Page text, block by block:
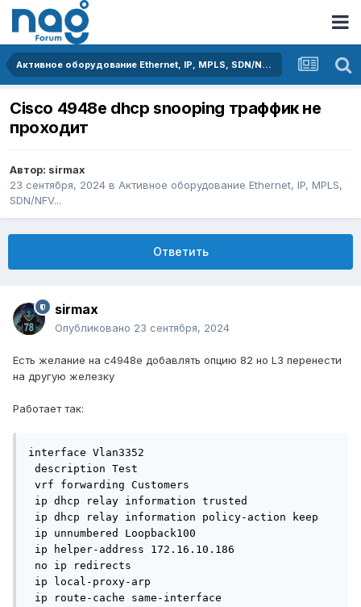
Активное оборудование Ethernet, IP, MPLS, SDN/NFV...
Cisco 4948e dhcp snooping траффик не
проходит
Автор: sirmax
23 сентября, 2024 в Активное оборудование Ethernet, IP, MPLS,
SDN/NFV...
Ответить
sirmax
Опубликовано 23 сентября, 2024
Есть желание на c4948e добавлять опцию 82 но L3 перенести
на другую железку
Работает так:
interface Vlan3352